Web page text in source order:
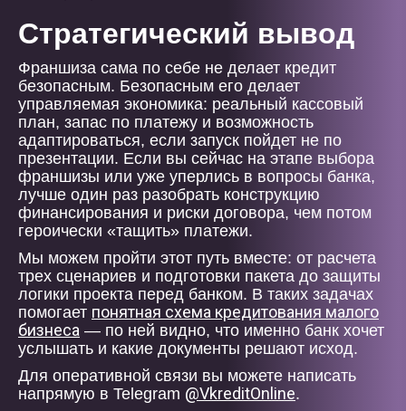
Стратегический вывод
Франшиза сама по себе не делает кредит
безопасным. Безопасным его делает
управляемая экономика: реальный кассовый
план, запас по платежу и возможность
адаптироваться, если запуск пойдет не по
презентации. Если вы сейчас на этапе выбора
франшизы или уже уперлись в вопросы банка,
лучше один раз разобрать конструкцию
финансирования и риски договора, чем потом
героически «тащить» платежи.
Мы можем пройти этот путь вместе: от расчета
трех сценариев и подготовки пакета до защиты
логики проекта перед банком. В таких задачах
помогает понятная схема кредитования малого
бизнеса — по ней видно, что именно банк хочет
услышать и какие документы решают исход.
Для оперативной связи вы можете написать
напрямую в Telegram @VkreditOnline.